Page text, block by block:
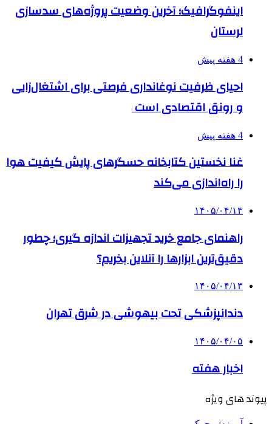
اینفوگرافیک؛ آخرین وضعیت پروژه‌های سدسازی
لرستان
4 هفته پیش
احیای ظرفیت نوغانداری فرصتی برای اشتغال‌زایی
و رونق اقتصادی است
4 هفته پیش
غنا نخستین کتابخانه حسگرهای پایش کیفیت هوا
را راه‌اندازی می‌کند
۱۴۰۵/۰۴/۱۴
راهنمای جامع خرید تجهیزات اندازه گیری؛ چطور
دقیق‌ترین ابزارها را آنلاین بخریم؟
۱۴۰۵/۰۴/۱۳
دندانپزشکی تحت بیهوشی در شرق تهران
۱۴۰۵/۰۴/۰۵
اخبار هفته
پیوند های ویژه